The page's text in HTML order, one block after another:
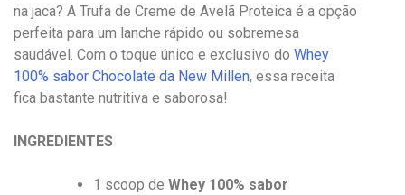
na jaca? A Trufa de Creme de Avelã Proteica é a opção
perfeita para um lanche rápido ou sobremesa
saudável. Com o toque único e exclusivo do Whey
100% sabor Chocolate da New Millen, essa receita
fica bastante nutritiva e saborosa!
INGREDIENTES
1 scoop de Whey 100% sabor